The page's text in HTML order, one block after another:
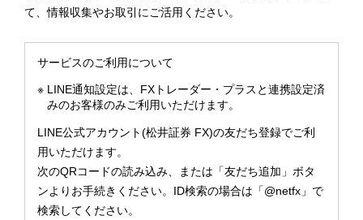
て、情報収集やお取引にご活用ください。
サービスのご利用について
※ LINE通知設定は、FXトレーダー・プラスと連携設定済
みのお客様のみご利用いただけます。
LINE公式アカウント(松井証券 FX)の友だち登録でご利
用いただけます。
次のQRコードの読み込み、または「友だち追加」ボタ
ンよりお手続きください。ID検索の場合は「@netfx」で
検索してください。